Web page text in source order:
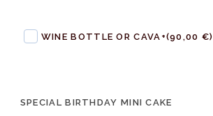
WINE BOTTLE OR CAVA+(90,00 €)
SPECIAL BIRTHDAY MINI CAKE